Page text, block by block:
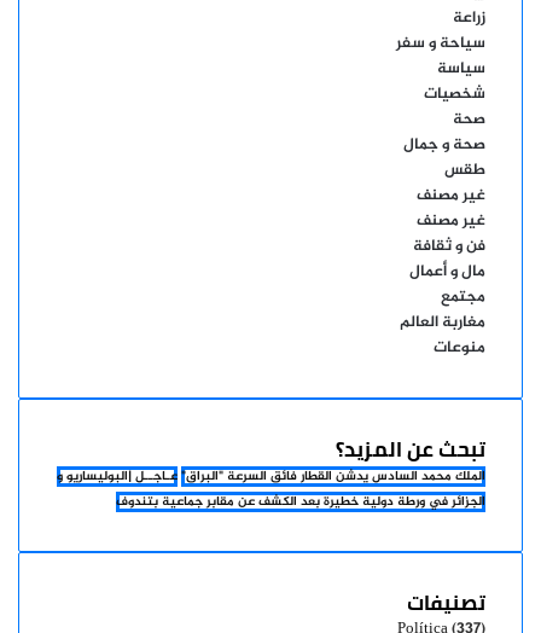
زراعة
سياحة و سفر
سياسة
شخصيات
صحة
صحة و جمال
طقس
غير مصنف
غير مصنف
فن و ثقافة
مال و أعمال
مجتمع
مغاربة العالم
منوعات
تبحث عن المزيد؟
الملك محمد السادس يدشن القطار فائق السرعة "البراق"عـاجــل |البوليساريو و
الجزائر في ورطة دولية خطيرة بعد الكشف عن مقابر جماعية بتندوف
تصنيفات